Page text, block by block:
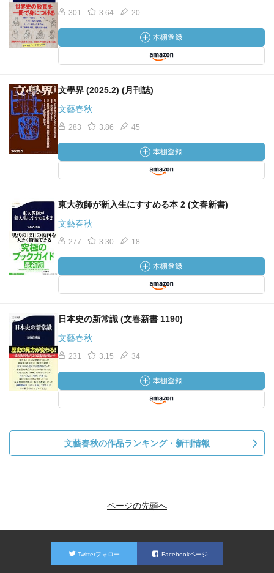
301 3.64 20
文學界 (2025.2) (月刊誌)
文藝春秋
283 3.86 45
東大教師が新入生にすすめる本 2 (文春新書)
文藝春秋
277 3.30 18
日本史の新常識 (文春新書 1190)
文藝春秋
231 3.15 34
文藝春秋の作品ランキング・新刊情報
ページの先頭へ
Twitterフォロー Facebookページ